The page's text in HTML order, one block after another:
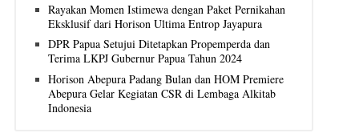
Rayakan Momen Istimewa dengan Paket Pernikahan
Eksklusif dari Horison Ultima Entrop Jayapura
DPR Papua Setujui Ditetapkan Propemperda dan
Terima LKPJ Gubernur Papua Tahun 2024
Horison Abepura Padang Bulan dan HOM Premiere
Abepura Gelar Kegiatan CSR di Lembaga Alkitab
Indonesia